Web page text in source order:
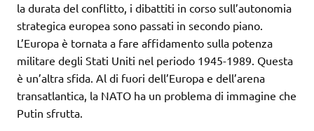
la durata del conflitto, i dibattiti in corso sull’autonomia
strategica europea sono passati in secondo piano.
L’Europa è tornata a fare affidamento sulla potenza
militare degli Stati Uniti nel periodo 1945-1989. Questa
è un’altra sfida. Al di fuori dell’Europa e dell’arena
transatlantica, la NATO ha un problema di immagine che
Putin sfrutta.